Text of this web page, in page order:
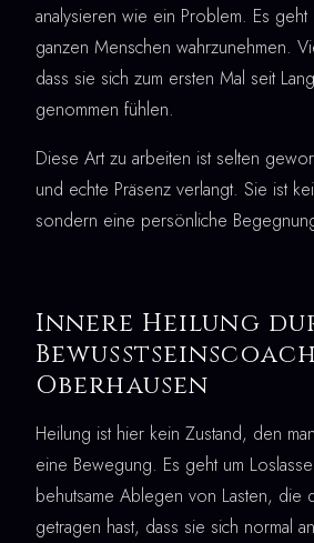
analysieren wie ein Problem. Es geht
ganzen Menschen wahrzunehmen.
dass sie sich zum ersten Mal seit
genommen fühlen.
Diese Art zu arbeiten ist selten
und echte Präsenz verlangt. Sie ist
sondern eine persönliche
Innere Heilung
Oberhausen
Heilung ist hier kein Zustand, den
eine Bewegung. Es geht um
behutsame Ablegen von Lasten, die
getragen hast, dass sie sich normal